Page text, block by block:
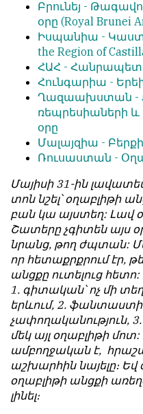
Բրունեյ -
օրը (Royal Brunei
Իսպանիա -
the Region of
ՀԱՀ -
Հունգարիա -
Ղազաախստան -
ռեպրեսիաների և
օրը
Մալայզիա -
Ռուսաստան -
Մայիսի 31-ին
տոն նշել՝ օղաբլիթի
բան կա այստեղ: Լավ
Շատերը չգիտեն այս
նրանց, թող ժպտան:
որ հետաքրքրում էր,
անցքը ուտելուց
1. գիտական՝ ոչ մի
երևում, 2.
չափողականություն,
մեկ այլ օղաբլիթի
ամբողջական է,
աշխարհին նայելը։ Եվ
օղաբլիթի անցքի
լինել։